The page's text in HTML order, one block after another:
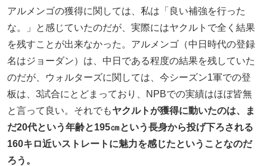
アルメンゴの獲得に関しては、私は「良い補強を行った
な。」と感じていたのだが、実際にはヤクルトで全く結果
を残すことが出来なかった。アルメンゴ（中日時代の登録
名はジョーダン）は、中日である程度の結果を残していた
のだが、ウォルターズに関しては、今シーズン1軍での登
板は、3試合にとどまっており、NPBでの実績はほぼ皆無
と言って良い。それでもヤクルトが獲得に動いたのは、ま
だ20代という年齢と195㎝という長身から投げ下ろされる
160キロ近いストレートに魅力を感じたということなのだ
ろう。